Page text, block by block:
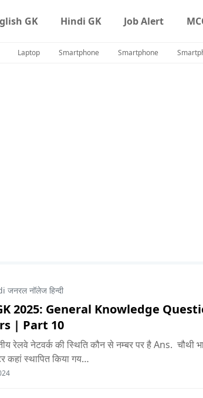
GK Hindi GK Job Alert
Laptop Smartphone Smartphone
जनरल नॉलेज हिन्दी
2025: General Knowledge
| Part 10
रेलवे नेटवर्क की स्थिति कौन से नम्बर पर है Ans. चौथी
कहां स्थापित किया गय…